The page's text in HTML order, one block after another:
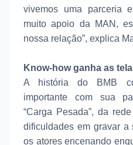
vivemos uma parceria
muito apoio da MAN,
nossa relação”, explica
Know-how ganha as
A história do BMB
importante com sua
“Carga Pesada”, da
dificuldades em gravar a
os atores encenando